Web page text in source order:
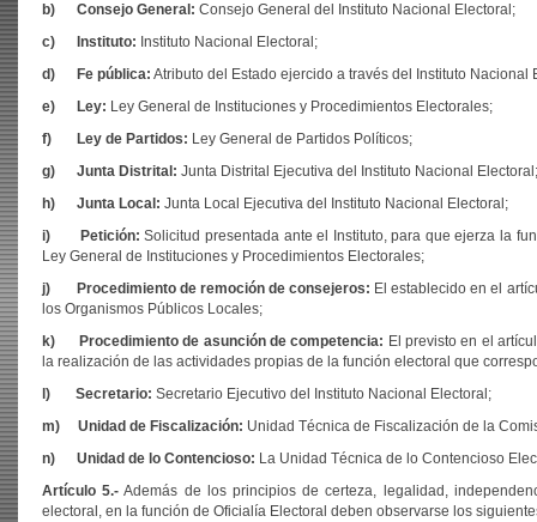
b) Consejo General: Consejo General del Instituto Nacional Electoral;
c) Instituto: Instituto Nacional Electoral;
d) Fe pública: Atributo del Estado ejercido a través del Instituto
e) Ley: Ley General de Instituciones y Procedimientos Electorales;
f) Ley de Partidos: Ley General de Partidos Políticos;
g) Junta Distrital: Junta Distrital Ejecutiva del Instituto Nacional Electoral;
h) Junta Local: Junta Local Ejecutiva del Instituto Nacional Electoral;
i) Petición: Solicitud presentada ante el Instituto, para que ejerza la
Ley General de Instituciones y Procedimientos Electorales;
j) Procedimiento de remoción de consejeros: El establecido en el
los Organismos Públicos Locales;
k) Procedimiento de asunción de competencia: El previsto en el
la realización de las actividades propias de la función electoral que
l) Secretario: Secretario Ejecutivo del Instituto Nacional Electoral;
m) Unidad de Fiscalización: Unidad Técnica de Fiscalización de la
n) Unidad de lo Contencioso: La Unidad Técnica de lo Contencioso
Artículo 5.- Además de los principios de certeza, legalidad,
electoral, en la función de Oficialía Electoral deben observarse los